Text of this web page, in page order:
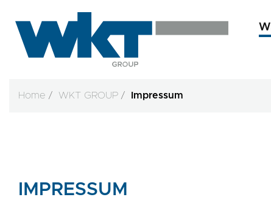
Home WKT GROUP Impressum
IMPRESSUM